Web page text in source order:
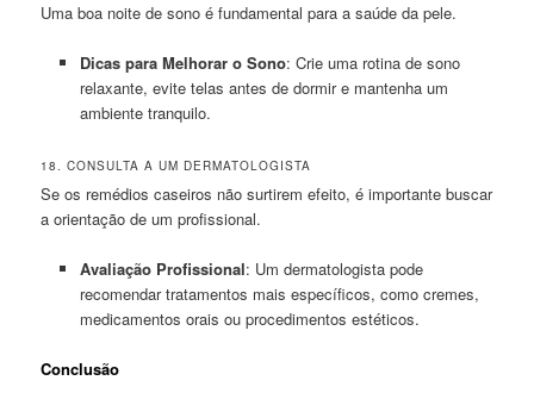
Uma boa noite de sono é fundamental para a saúde da pele.
Dicas para Melhorar o Sono: Crie uma rotina de sono
relaxante, evite telas antes de dormir e mantenha um
ambiente tranquilo.
18. CONSULTA A UM DERMATOLOGISTA
Se os remédios caseiros não surtirem efeito, é importante buscar
a orientação de um profissional.
Avaliação Profissional: Um dermatologista pode
recomendar tratamentos mais específicos, como cremes,
medicamentos orais ou procedimentos estéticos.
Conclusão